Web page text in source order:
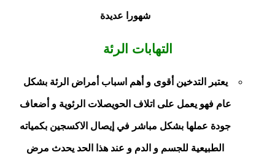
شهورا عديدة
التهابات الرئة
يعتبر التدخين أقوى و أهم اسباب أمراض الرئة بشكل
عام فهو يعمل على اتلاف الحويصلات الرئوية و أضعاف
جودة عملها بشكل مباشر في إيصال الاكسجين بكمياته
الطبيعية للجسم و الدم و عند هذا الحد يحدث مرض